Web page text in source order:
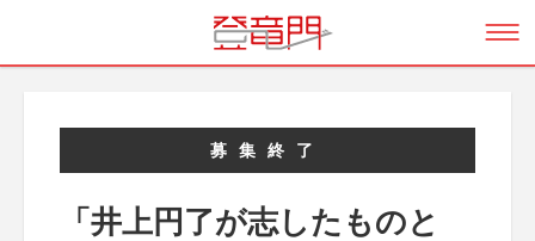
募集終了
「井上円了が志したものと